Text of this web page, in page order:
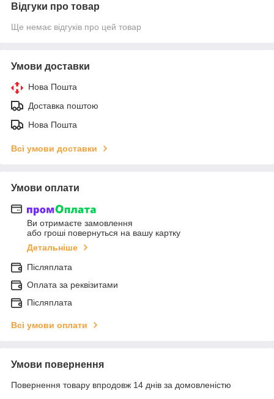
Відгуки про товар
Ще немає відгуків про цей товар
Умови доставки
Нова Пошта
Доставка поштою
Нова Пошта
Всі умови доставки
Умови оплати
Ви отримаєте замовлення
або гроші повернуться на вашу картку
Детальніше
Післяплата
Оплата за реквізитами
Післяплата
Всі умови оплати
Умови повернення
Повернення товару впродовж 14 днів за домовленістю